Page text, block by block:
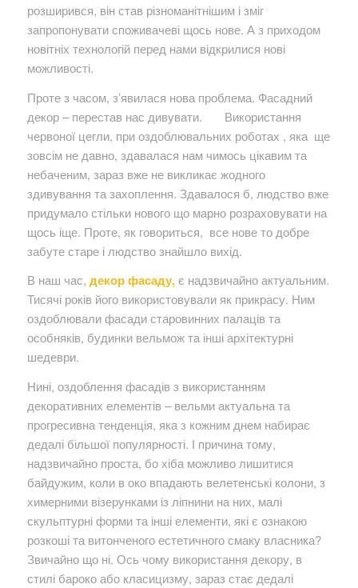
розширився, він став різноманітнішим і зміг
запропонувати споживачеві щось нове. А з приходом
новітніх технологій перед нами відкрилися нові
можливості.
Проте з часом, з’явилася нова проблема. Фасадний
декор – перестав нас дивувати. Використання
червоної цегли, при оздоблювальних роботах , яка ще
зовсім не давно, здавалася нам чимось цікавим та
небаченим, зараз вже не викликає жодного
здивування та захоплення. Здавалося б, людство вже
придумало стільки нового що марно розраховувати на
щось іще. Проте, як говориться, все нове то добре
забуте старе і людство знайшло вихід.
В наш час, декор фасаду,є надзвичайно актуальним.
Тисячі років його використовували як прикрасу. Ним
оздоблювали фасади старовинних палаців та
особняків, будинки вельмож та інші архітектурні
шедеври.
Нині, оздоблення фасадів з використанням
декоративних елементів – вельми актуальна та
прогресивна тенденція, яка з кожним днем набирає
дедалі більшої популярності. І причина тому,
надзвичайно проста, бо хіба можливо лишитися
байдужим, коли в око впадають велетенські колони, з
химерними візерунками із ліпнини на них, малі
скульптурні форми та інші елементи, які є ознакою
розкоші та витонченого естетичного смаку власника?
Звичайно що ні. Ось чому використання декору, в
стилі бароко або класицизму, зараз стає дедалі